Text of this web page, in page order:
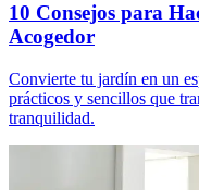
10 Consejos para
Acogedor
Convierte tu jardín en un
prácticos y sencillos que
tranquilidad.